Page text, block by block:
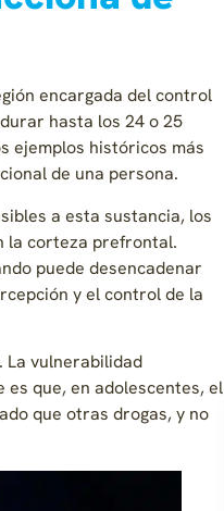
encargada del control
hasta los 24 o 25
ejemplos históricos más
de una persona.
a esta sustancia, los
la corteza prefrontal.
puede desencadenar
y el control de la
La vulnerabilidad
que, en adolescentes, el
que otras drogas, y no